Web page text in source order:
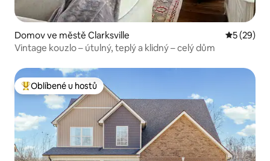
Domov ve městě Clarksville Průměrné
5 (29)
Vintage kouzlo – útulný, teplý a klidný – celý dům
Nejlepší v kategorii Oblíbené u hostů
Oblíbené u hostů